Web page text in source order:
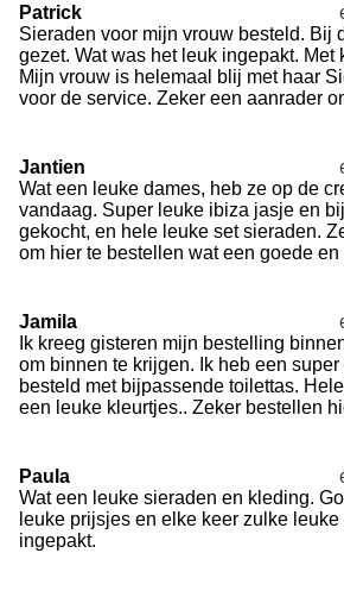
Patrick
Sieraden voor mijn vrouw besteld. Bij
gezet. Wat was het leuk ingepakt. Met
Mijn vrouw is helemaal blij met haar
voor de service. Zeker een aanrader
Jantien
Wat een leuke dames, heb ze op de
vandaag. Super leuke ibiza jasje en
gekocht, en hele leuke set sieraden.
om hier te bestellen wat een goede
Jamila
Ik kreeg gisteren mijn bestelling
om binnen te krijgen. Ik heb een
besteld met bijpassende toilettas.
een leuke kleurtjes.. Zeker bestellen
Paula
Wat een leuke sieraden en kleding.
leuke prijsjes en elke keer zulke
ingepakt.